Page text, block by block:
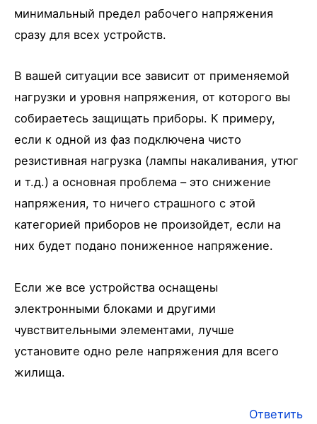
минимальный предел рабочего напряжения
сразу для всех устройств.
В вашей ситуации все зависит от применяемой
нагрузки и уровня напряжения, от которого вы
собираетесь защищать приборы. К примеру,
если к одной из фаз подключена чисто
резистивная нагрузка (лампы накаливания, утюг
и т.д.) а основная проблема – это снижение
напряжения, то ничего страшного с этой
категорией приборов не произойдет, если на
них будет подано пониженное напряжение.
Если же все устройства оснащены
электронными блоками и другими
чувствительными элементами, лучше
установите одно реле напряжения для всего
жилища.
Ответить